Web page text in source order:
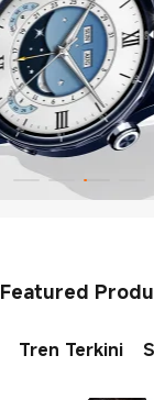
Featured
Tren Terkini